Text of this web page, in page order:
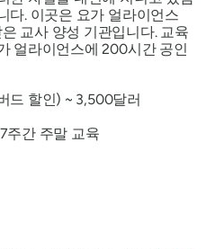
다. 이곳은 요가 얼라이언스
교사 양성 기관입니다. 교육
얼라이언스에 200시간 공인
드 할인) ~ 3,500달러
주간 주말 교육